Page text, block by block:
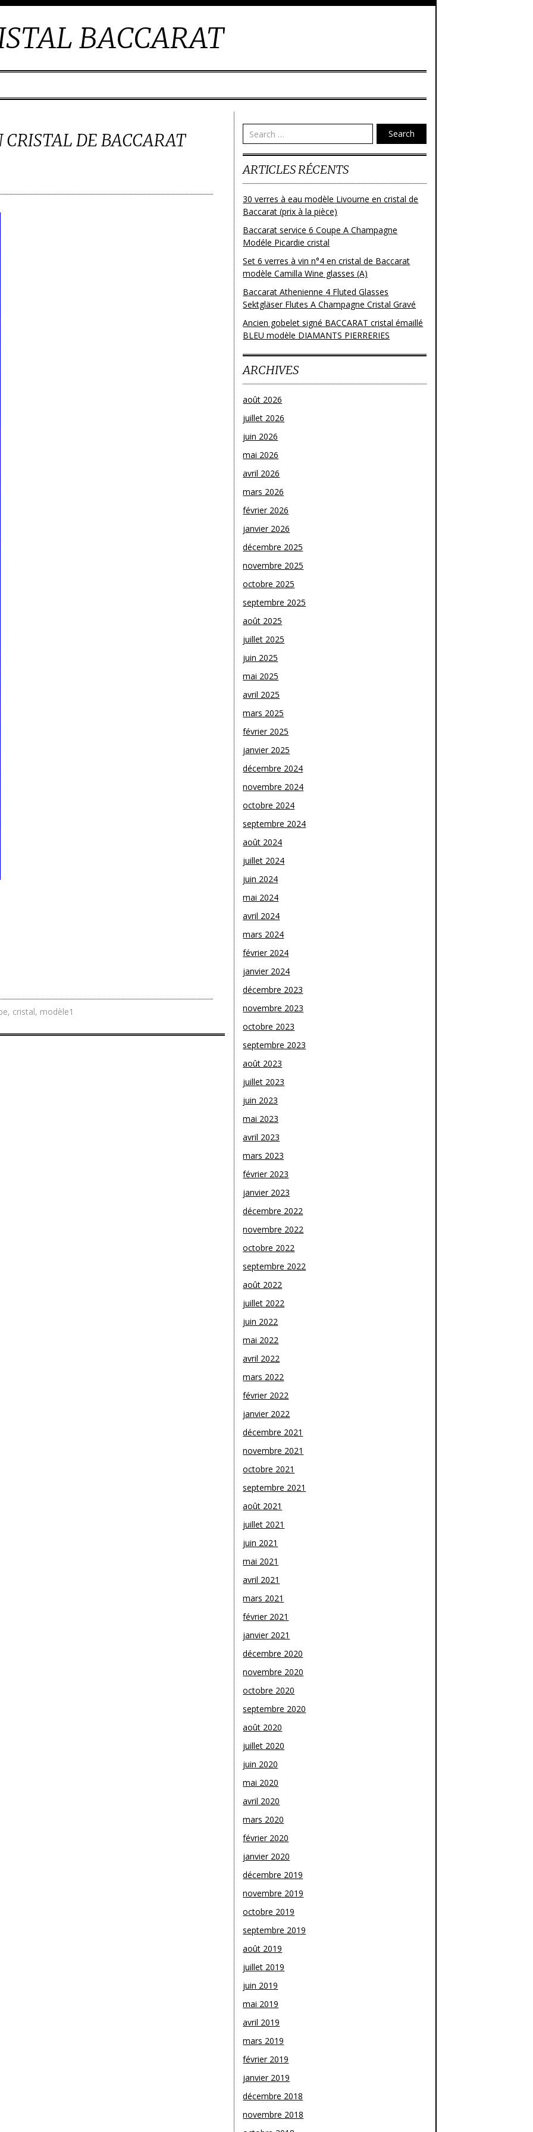
BACCARAT
DE BACCARAT
, cristal, modèle1
Search
ARTICLES RÉCENTS
30 verres à eau modèle Livourne en cristal de
Baccarat (prix à la pièce)
Baccarat service 6 Coupe A Champagne
Modéle Picardie cristal
Set 6 verres à vin n°4 en cristal de Baccarat
modèle Camilla Wine glasses (A)
Baccarat Athenienne 4 Fluted Glasses
Sektgläser Flutes A Champagne Cristal Gravé
Ancien gobelet signé BACCARAT cristal émaillé
BLEU modèle DIAMANTS PIERRERIES
ARCHIVES
août 2026
juillet 2026
juin 2026
mai 2026
avril 2026
mars 2026
février 2026
janvier 2026
décembre 2025
novembre 2025
octobre 2025
septembre 2025
août 2025
juillet 2025
juin 2025
mai 2025
avril 2025
mars 2025
février 2025
janvier 2025
décembre 2024
novembre 2024
octobre 2024
septembre 2024
août 2024
juillet 2024
juin 2024
mai 2024
avril 2024
mars 2024
février 2024
janvier 2024
décembre 2023
novembre 2023
octobre 2023
septembre 2023
août 2023
juillet 2023
juin 2023
mai 2023
avril 2023
mars 2023
février 2023
janvier 2023
décembre 2022
novembre 2022
octobre 2022
septembre 2022
août 2022
juillet 2022
juin 2022
mai 2022
avril 2022
mars 2022
février 2022
janvier 2022
décembre 2021
novembre 2021
octobre 2021
septembre 2021
août 2021
juillet 2021
juin 2021
mai 2021
avril 2021
mars 2021
février 2021
janvier 2021
décembre 2020
novembre 2020
octobre 2020
septembre 2020
août 2020
juillet 2020
juin 2020
mai 2020
avril 2020
mars 2020
février 2020
janvier 2020
décembre 2019
novembre 2019
octobre 2019
septembre 2019
août 2019
juillet 2019
juin 2019
mai 2019
avril 2019
mars 2019
février 2019
janvier 2019
décembre 2018
novembre 2018